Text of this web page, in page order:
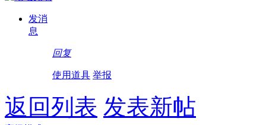
发消
息
回复
使用道具 举报
返回列表 发表新帖